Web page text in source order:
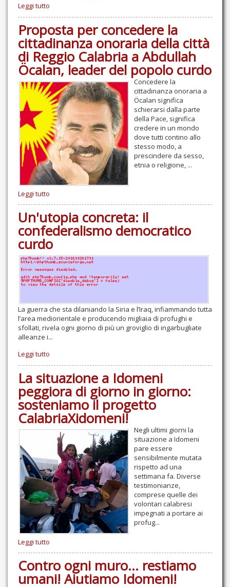
Leggi tutto
Proposta per concedere la
cittadinanza onoraria della città
di Reggio Calabria a Abdullah
Öcalan, leader del popolo curdo
Concedere la
cittadinanza onoraria a
Öcalan significa
schierarsi dalla parte
della Pace, significa
credere in un mondo
dove tutti contino allo
stesso modo, a
prescindere da sesso,
etnia o religione, ...
Leggi tutto
Un'utopia concreta: il
confederalismo democratico
curdo
La guerra che sta dilaniando la Siria e l’Iraq, infiammando tutta
l’area mediorientale e producendo migliaia di profughi e
sfollati, rivela ogni giorno di più un groviglio di ingarbugliate
alleanze i...
Leggi tutto
La situazione a Idomeni
peggiora di giorno in giorno:
sosteniamo il progetto
CalabriaXidomeni!
Negli ultimi giorni la
situazione a Idomeni
pare essere
sensibilmente mutata
rispetto ad una
settimana fa. Diverse
testimonianze,
comprese quelle dei
volontari calabresi
impegnati a portare ai
profug...
Leggi tutto
Contro ogni muro... restiamo
umani! Aiutiamo Idomeni!